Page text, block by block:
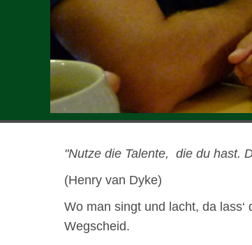
"Nutze die Talente, die du hast.
(Henry van Dyke)
Wo man singt und lacht, da
Wegscheid.